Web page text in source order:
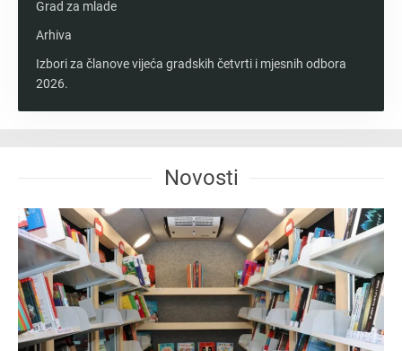
Grad za mlade
Arhiva
Izbori za članove vijeća gradskih četvrti i mjesnih odbora
2026.
Novosti